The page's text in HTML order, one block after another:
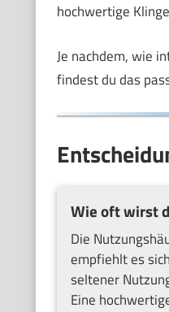
hochwertige
Je nachdem, wie
findest du das
Wie oft wirst
Die
empfiehlt es
seltener
Eine